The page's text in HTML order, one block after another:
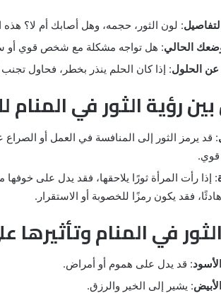
: لون الثور، حجمه، وهل أصابك أم لا؟
الحالي: هل تواجه مشكلة مع شخص قوي أو
الحلول: إذا كان الحلم ينذر بخطر، فحاول
رؤية الثور في المنام
: قد يرمز الثور إلى المنافسة في العمل أو
: إذا رأت المرأة ثورًا يلاحقها، فقد يدل على
هادئًا، فقد يكون رمزًا للخصوبة أو الاستقرار.
في المنام وتأثيرها
: قد يدل على هموم أو أمراض.
: يشير إلى الخير والرزق.